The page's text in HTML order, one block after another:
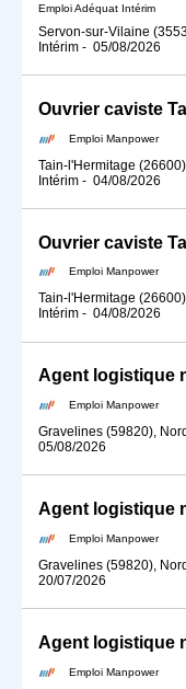
Emploi Adéquat Intérim
Servon-sur-Vilaine
Intérim - 05/08/2026
Ouvrier caviste
Emploi Manpower
Tain-l'Hermitage
Intérim - 04/08/2026
Ouvrier caviste
Emploi Manpower
Tain-l'Hermitage
Intérim - 04/08/2026
Agent logistique
Emploi Manpower
Gravelines (59820),
05/08/2026
Agent logistique
Emploi Manpower
Gravelines (59820),
20/07/2026
Emploi Manpower